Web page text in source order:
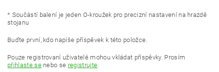
* Součástí balení je jeden O-kroužek pro precizní nastavení na hrazdě
stojanu
Buďte první, kdo napíše příspěvek k této položce.
Pouze registrovaní uživatelé mohou vkládat příspěvky. Prosím
přihlaste senebo se registrujte.